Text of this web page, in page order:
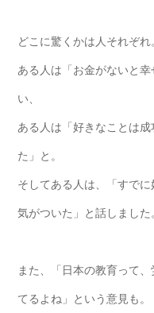
どこに驚くかは人それぞれ
ある人は「お金がないと
い、
ある人は「好きなことは
た」と。
そしてある人は、「すで
気がついた」と話しました
また、「日本の教育って
てるよね」という意見も。